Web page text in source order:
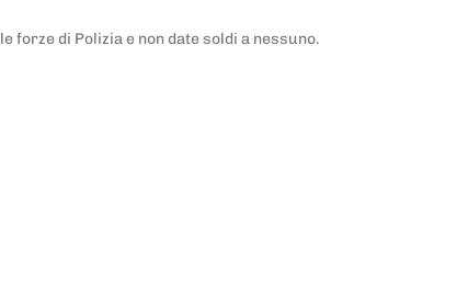
forze di Polizia e non date soldi a nessuno.